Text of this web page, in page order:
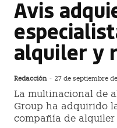
Avis
alquiler y
Redacción - 27 de septiembre
La multinacional de
Group ha adquirido
compañía de alquiler